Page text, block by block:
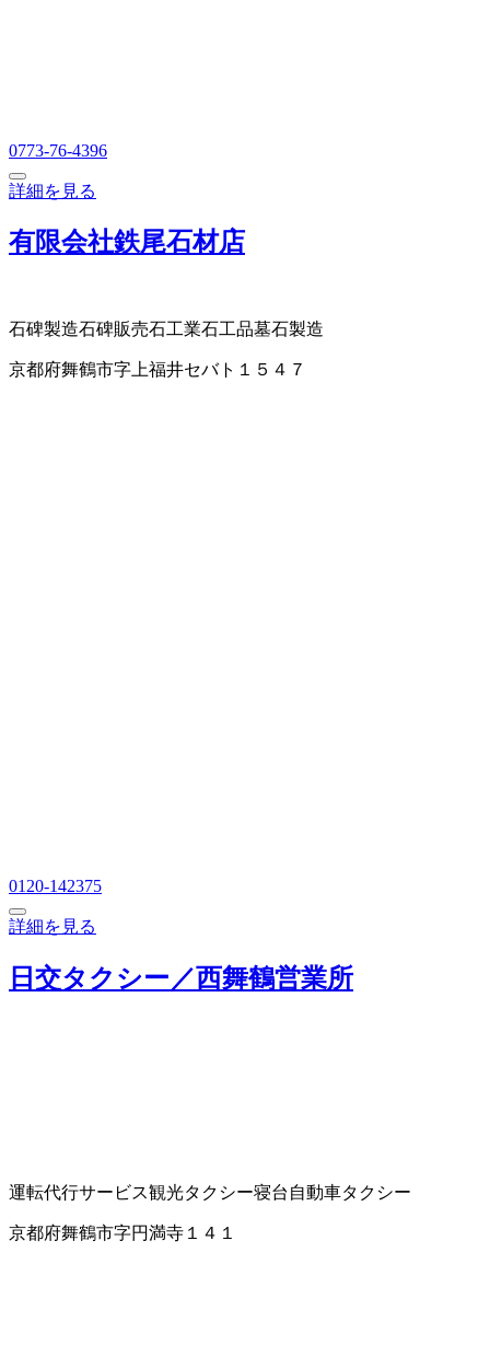
0773-76-4396
詳細を見る
有限会社鉄尾石材店
石碑製造石碑販売石工業石工品墓石製造
京都府舞鶴市字上福井セバト１５４７
0120-142375
詳細を見る
日交タクシー／西舞鶴営業所
運転代行サービス観光タクシー寝台自動車タクシー
京都府舞鶴市字円満寺１４１